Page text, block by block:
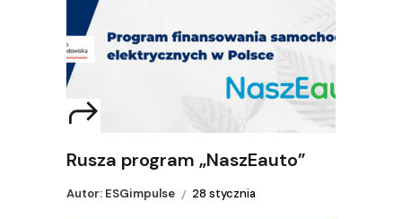
Rusza program „NaszEauto”
Autor: ESGimpulse 28 stycznia